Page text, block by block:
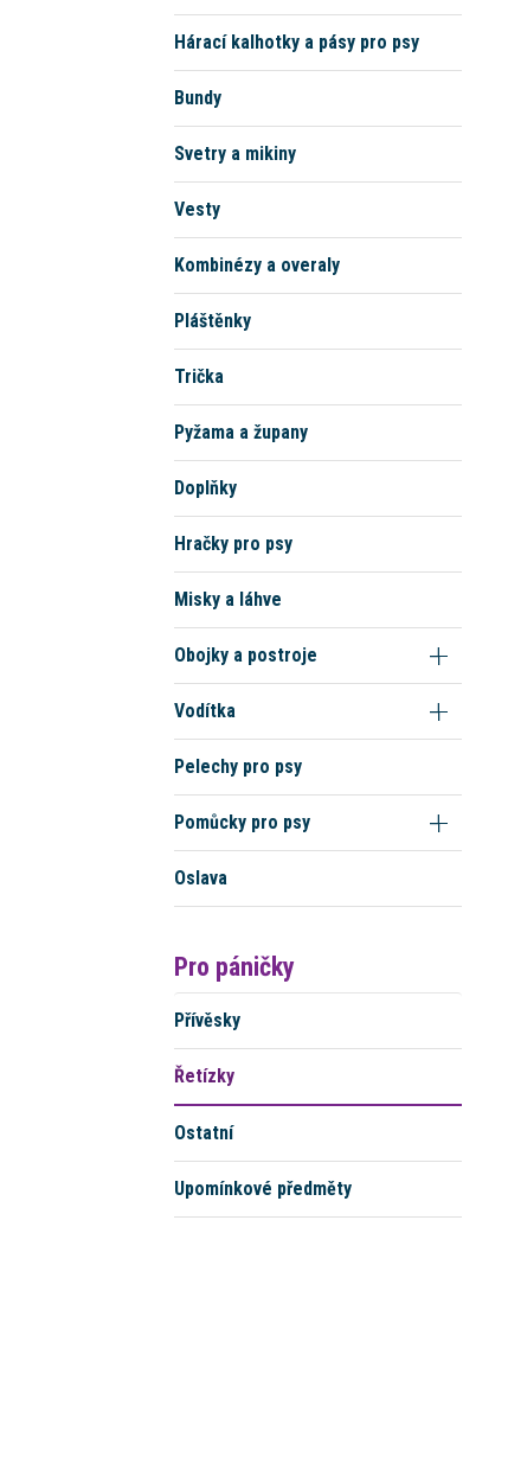
Hárací kalhotky a pásy pro psy
Bundy
Svetry a mikiny
Vesty
Kombinézy a overaly
Pláštěnky
Trička
Pyžama a župany
Doplňky
Hračky pro psy
Misky a láhve
Obojky a postroje
Vodítka
Pelechy pro psy
Pomůcky pro psy
Oslava
Pro páničky
Přívěsky
Řetízky
Ostatní
Upomínkové předměty